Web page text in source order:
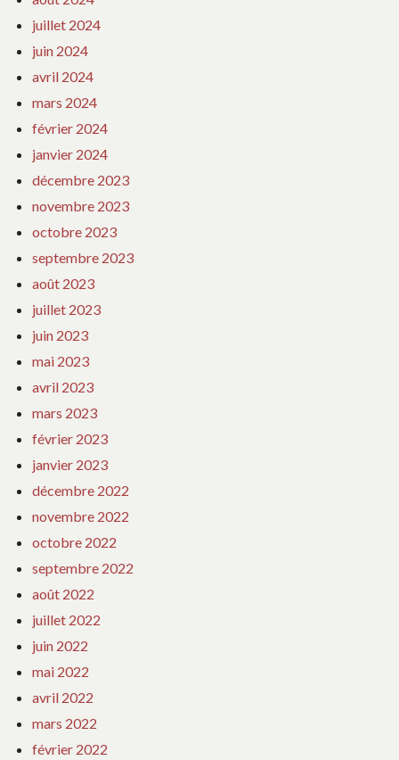
juillet 2024
juin 2024
avril 2024
mars 2024
février 2024
janvier 2024
décembre 2023
novembre 2023
octobre 2023
septembre 2023
août 2023
juillet 2023
juin 2023
mai 2023
avril 2023
mars 2023
février 2023
janvier 2023
décembre 2022
novembre 2022
octobre 2022
septembre 2022
août 2022
juillet 2022
juin 2022
mai 2022
avril 2022
mars 2022
février 2022